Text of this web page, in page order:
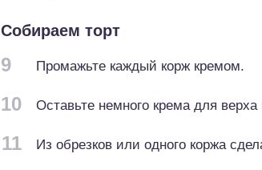
Собираем торт
9 Промажьте каждый корж кремом.
10 Оставьте немного крема для верха
11 Из обрезков или одного коржа